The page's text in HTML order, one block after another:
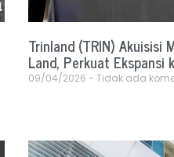
Trinland (TRIN) Akuisisi
Land, Perkuat
09/04/2026 Tidak ada